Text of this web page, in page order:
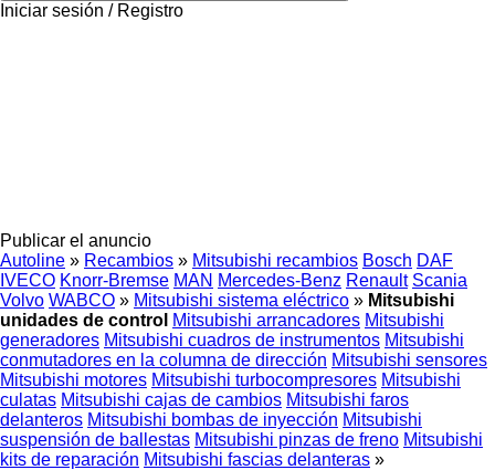
Iniciar sesión / Registro
Publicar el anuncio
Autoline » Recambios » Mitsubishi recambios Bosch DAF
IVECO Knorr-Bremse MAN Mercedes-Benz Renault Scania
Volvo WABCO » Mitsubishi sistema eléctrico » Mitsubishi
unidades de control Mitsubishi arrancadores Mitsubishi
generadores Mitsubishi cuadros de instrumentos Mitsubishi
conmutadores en la columna de dirección Mitsubishi sensores
Mitsubishi motores Mitsubishi turbocompresores Mitsubishi
culatas Mitsubishi cajas de cambios Mitsubishi faros
delanteros Mitsubishi bombas de inyección Mitsubishi
suspensión de ballestas Mitsubishi pinzas de freno Mitsubishi
kits de reparación Mitsubishi fascias delanteras »